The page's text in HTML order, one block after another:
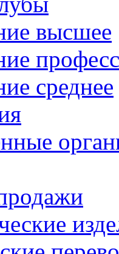
высшее
среднее